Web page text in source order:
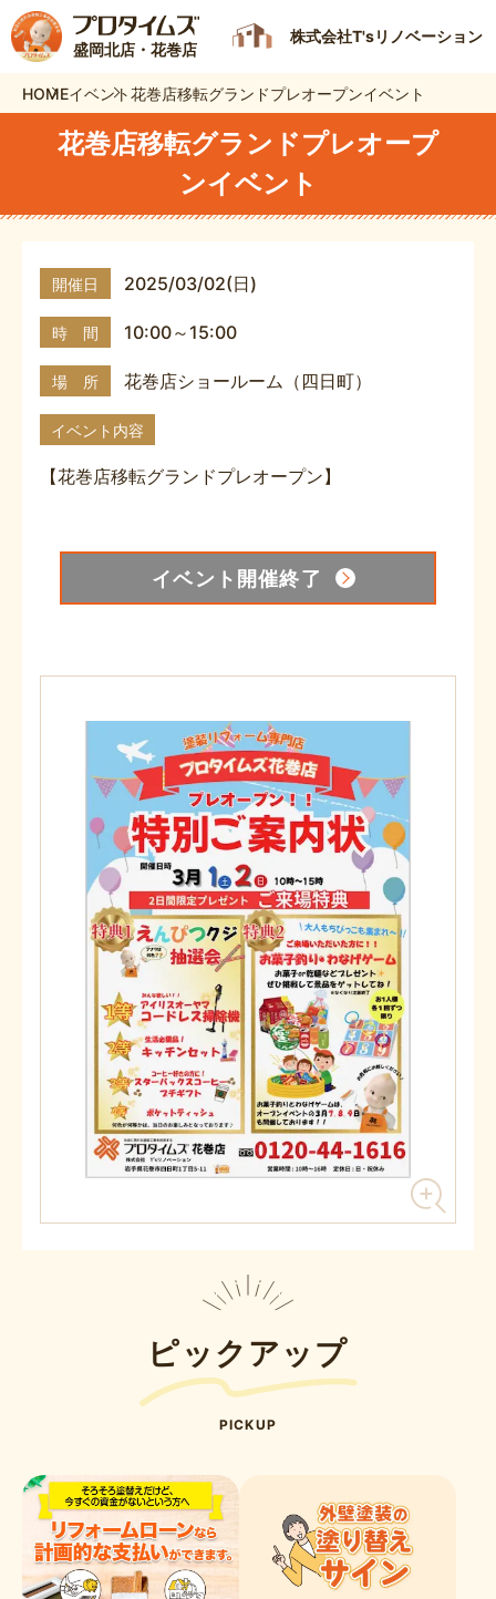
盛岡北店・花巻店
株式会社T'sリノベーション
HOMEイベント花巻店移転グランドプレオープンイベント
花巻店移転グランドプレオープ
ンイベント
開催日 2025/03/02(日)
時 間 10:00～15:00
場 所 花巻店ショールーム（四日町）
イベント内容
【花巻店移転グランドプレオープン】
イベント開催終了
ピックアップ
PICKUP